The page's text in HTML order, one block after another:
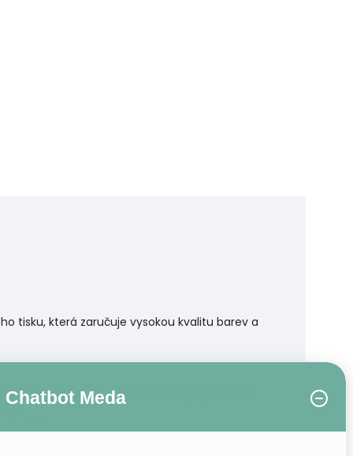
tisku, která zaručuje vysokou kvalitu barev a
však hledáte materiál, který pozvedne
rám.
Chatbot Meda